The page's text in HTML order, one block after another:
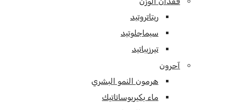
ريتاتروتيد
سيماجلوتيد
تيرزيباتيد
آحرون
هرمون النمو البشري
ماء بكيريوساتاتيك